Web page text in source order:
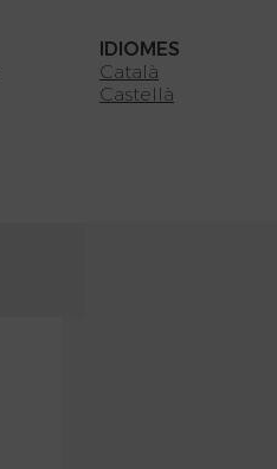
IDIOMES
Català
Castellà